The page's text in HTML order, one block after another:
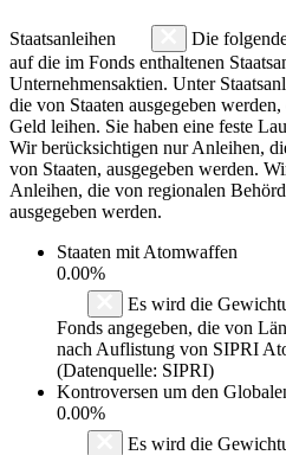
Staatsanleihen
Die
auf die im Fonds enthaltenen
Unternehmensaktien. Unter
die von Staaten ausgegeben
Geld leihen. Sie haben eine feste
Wir berücksichtigen nur Anleihen,
von Staaten, ausgegeben werden.
Anleihen, die von regionalen
ausgegeben werden.
Staaten mit Atomwaffen
0.00%
Es wird die
Fonds angegeben, die von
nach Auflistung von SIPRI
(Datenquelle: SIPRI)
Kontroversen um den
0.00%
Es wird die